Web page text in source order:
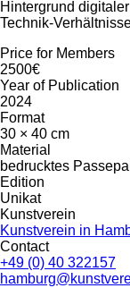
Hintergrund
Technik-
Price for Members
2500€
Year of Publication
2024
Format
30 × 40 cm
Material
bedrucktes
Edition
Unikat
Kunstverein
Kunstverein in
Contact
+49 (0) 40 322157